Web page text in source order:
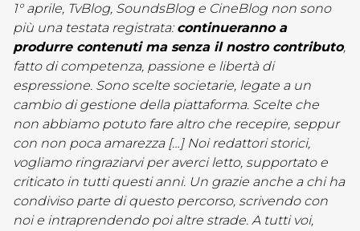
1° aprile, TvBlog, SoundsBlog e CineBlog non sono
più una testata registrata: continueranno a
produrre contenuti ma senza il nostro contributo,
fatto di competenza, passione e libertà di
espressione. Sono scelte societarie, legate a un
cambio di gestione della piattaforma. Scelte che
non abbiamo potuto fare altro che recepire, seppur
con non poca amarezza […] Noi redattori storici,
vogliamo ringraziarvi per averci letto, supportato e
criticato in tutti questi anni. Un grazie anche a chi ha
condiviso parte di questo percorso, scrivendo con
noi e intraprendendo poi altre strade. A tutti voi,